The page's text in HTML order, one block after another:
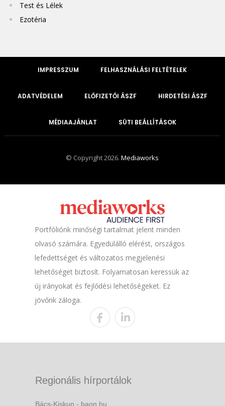
Test és Lélek
Ezotéria
IMPRESSZUM FELHASZNÁLÁSI FELTÉTELEK
ADATVÉDELEM ELŐFIZETŐI ÁSZF HIRDETÉSI ÁSZF
MÉDIAAJÁNLAT SÜTI BEÁLLÍTÁSOK
© Copyright 2026.Mediaworks
Portfóliónk minőségi tartalmat jelent minden
olvasó számára. Egyedülálló elérést, országos
lefedettséget és változatos megjelenési
lehetőséget biztosít. Folyamatosan keressük az
új irányokat és fejlődési lehetőségeket. Ez
jövőnk záloga.
Regionális hírportálok
Bács-Kiskun - baon.hu